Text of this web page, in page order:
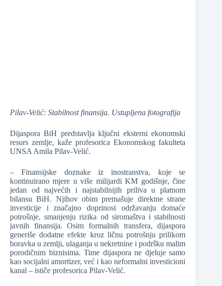
Pilav-Velić: Stabilnost finansija. Ustupljena fotografija
Dijaspora BiH predstavlja ključni eksterni ekonomski
resurs zemlje, kaže profesorica Ekonomskog fakulteta
UNSA Amila Pilav-Velić.
– Finansijske doznake iz inostranstva, koje se
kontinuirano mjere u više milijardi KM godišnje, čine
jedan od najvećih i najstabilnijih priliva u platnom
bilansu BiH. Njihov obim premašuje direktne strane
investicije i značajno doprinosi održavanju domaće
potrošnje, smanjenju rizika od siromaštva i stabilnosti
javnih finansija. Osim formalnih transfera, dijaspora
generiše dodatne efekte kroz ličnu potrošnju prilikom
boravka u zemlji, ulaganja u nekretnine i podršku malim
porodičnim biznisima. Time dijaspora ne djeluje samo
kao socijalni amortizer, već i kao neformalni investicioni
kanal – ističe profesorica Pilav-Velić.